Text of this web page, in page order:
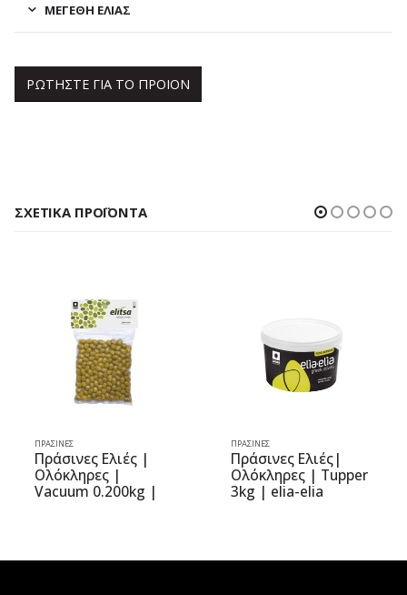
ΜΕΓΈΘΗ ΕΛΙΆΣ
ΡΩΤΗΣΤΕ ΓΙΑ ΤΟ ΠΡΟΙΟΝ
ΣΧΕΤΙΚΆ ΠΡΟΪΌΝΤΑ
ΠΡΆΣΙΝΕΣ
Πράσινες Ελιές |
Ολόκληρες |
Vacuum 0.200kg |
ΠΡΆΣΙΝΕΣ
Πράσινες Ελιές|
Ολόκληρες | Tupper
3kg | elia-elia